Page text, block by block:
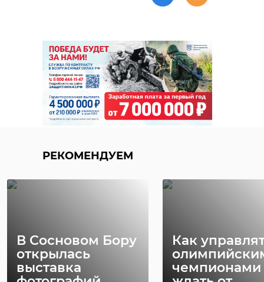
РЕКОМЕНДУЕМ
В Сосновом Бору
открылась
выставка
Как
чемпионами
Поделиться статьей:
РЕКОМЕНДУЕМ